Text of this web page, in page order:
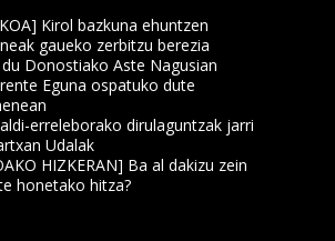
Kirol bazkuna ehuntzen
gaueko zerbitzu berezia
Donostiako Aste Nagusian
Eguna ospatuko dute
erreleborako dirulaguntzak jarri
Udalak
HIZKERAN] Ba al dakizu zein
honetako hitza?